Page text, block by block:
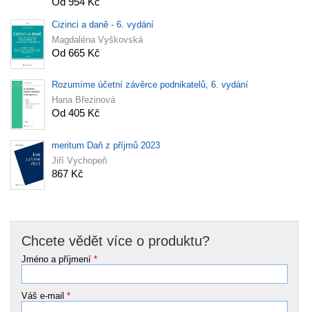
Cizinci a daně - 6. vydání
Magdaléna Vyškovská
Od 665 Kč
Rozumíme účetní závěrce podnikatelů, 6. vydání
Hana Březinová
Od 405 Kč
meritum Daň z příjmů 2023
Jiří Vychopeň
867 Kč
Chcete vědět více o produktu?
Jméno a příjmení *
Váš e-mail *